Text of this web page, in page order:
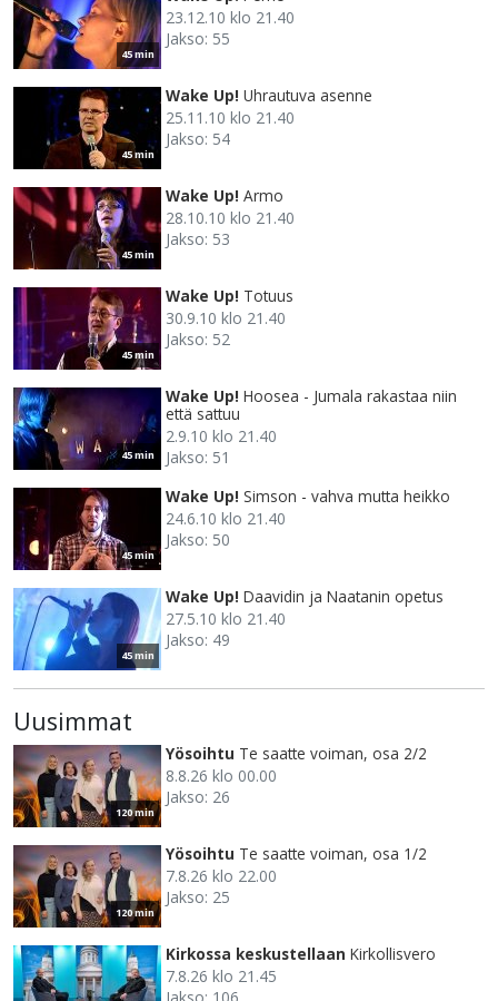
45 min
23.12.10 klo 21.40
Jakso: 55
45 min
Wake Up! Uhrautuva asenne
25.11.10 klo 21.40
Jakso: 54
45 min
Wake Up! Armo
28.10.10 klo 21.40
Jakso: 53
45 min
Wake Up! Totuus
30.9.10 klo 21.40
Jakso: 52
45 min
Wake Up! Hoosea - Jumala rakastaa niin
että sattuu
2.9.10 klo 21.40
Jakso: 51
45 min
Wake Up! Simson - vahva mutta heikko
24.6.10 klo 21.40
Jakso: 50
45 min
Wake Up! Daavidin ja Naatanin opetus
27.5.10 klo 21.40
Jakso: 49
Uusimmat
120 min
Yösoihtu Te saatte voiman, osa 2/2
8.8.26 klo 00.00
Jakso: 26
120 min
Yösoihtu Te saatte voiman, osa 1/2
7.8.26 klo 22.00
Jakso: 25
Kirkossa keskustellaan Kirkollisvero
7.8.26 klo 21.45